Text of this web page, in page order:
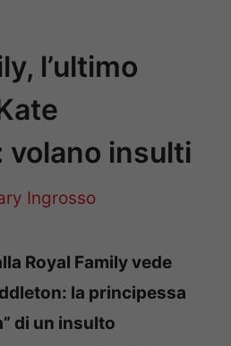
l’ultimo
volano insulti
Ingrosso
Royal Family vede
la principessa
di un insulto